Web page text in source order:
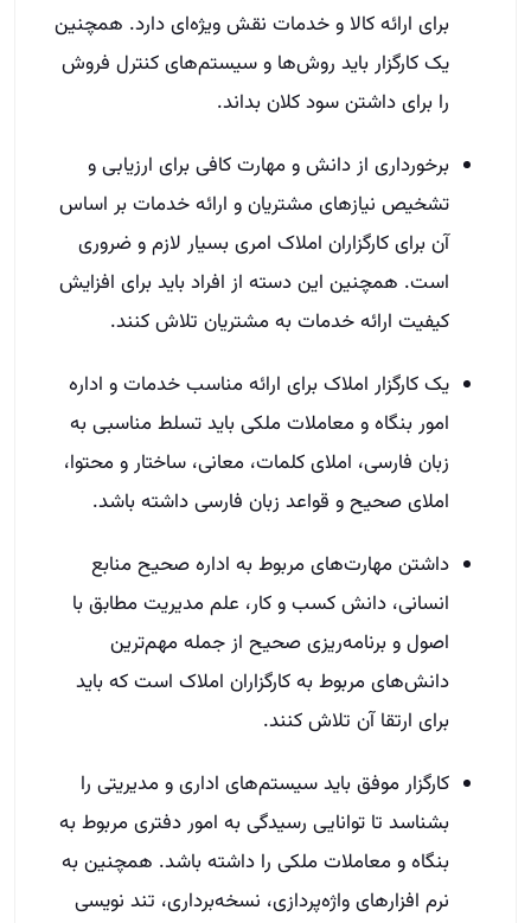
برای ارائه کالا و خدمات نقش ویژه‌ای دارد. همچنین
یک کارگزار باید روش‌ها و سیستم‌های کنترل فروش
را برای داشتن سود کلان بداند.
برخورداری از دانش و مهارت کافی برای ارزیابی و
تشخیص نیاز‌های مشتریان و ارائه خدمات بر اساس
آن برای کارگزاران املاک امری بسیار لازم و ضروری
است. همچنین این دسته از افراد باید برای افزایش
کیفیت ارائه خدمات‌ به مشتریان تلاش کنند.
یک کارگزار املاک برای ارائه مناسب خدمات و اداره
امور بنگاه و معاملات ملکی باید تسلط مناسبی به
زبان فارسی، املای کلمات، معانی، ساختار و محتوا،
املای صحیح و قواعد زبان فارسی داشته باشد.
داشتن مهارت‌های مربوط به اداره صحیح منابع
انسانی، دانش کسب و کار، علم مدیریت مطابق با
اصول و برنامه‌ریزی صحیح از جمله مهم‌ترین
دانش‌های مربوط به کارگزاران املاک است که باید
برای ارتقا آن تلاش کنند.
کارگزار موفق باید سیستم‌های اداری و مدیریتی را
بشناسد تا توانایی رسیدگی به امور دفتری مربوط به
بنگاه و معاملات ملکی را داشته باشد. همچنین به
نرم افزار‌های واژه‌‎پردازی، نسخه‌برداری، تند نویسی